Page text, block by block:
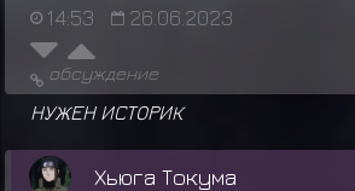
14:53 26.06.2023
обсуждение
НУЖЕН ИСТОРИК
Хьюга Токума